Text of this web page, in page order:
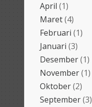
April (1)
Maret(4)
Februari (1)
Januari (3)
Desember(1)
November(1)
Oktober(2)
September(3)